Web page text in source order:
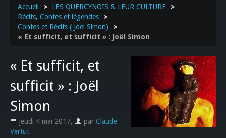
>>
Accueil > LES QUERCYNOIS & LEUR CULTURE
>
Récits, Contes et légendes
>
Contes et Récits ( Joel Simon)
>
« Et sufficit, et sufficit » : Joël Simon
« Et sufficit, et
sufficit » : Joël
Simon
jeudi 4 mai 2017, par Claude
Vertut